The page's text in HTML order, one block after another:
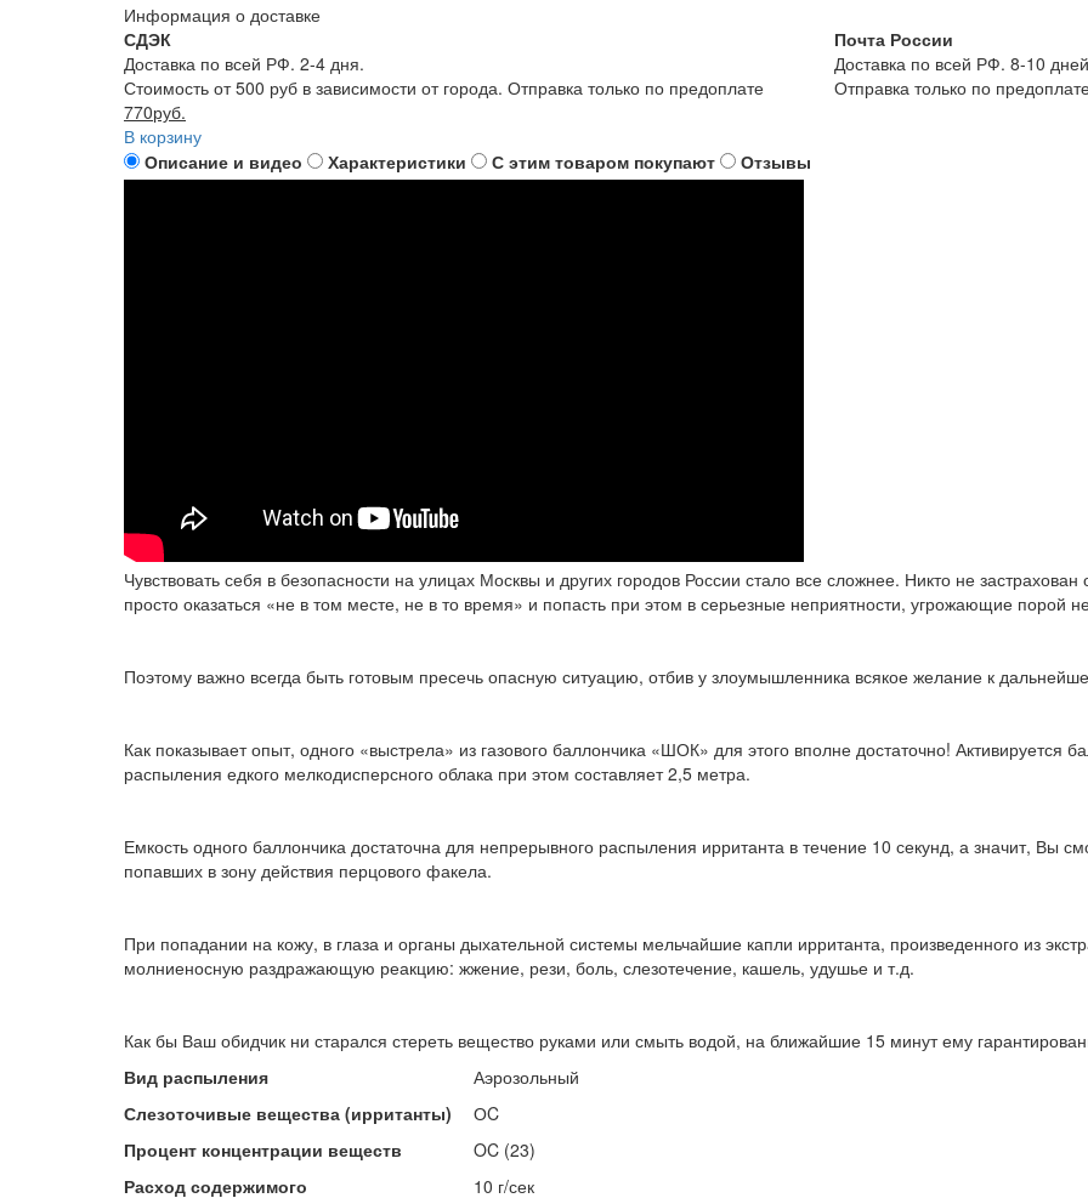
Информация о доставке
СДЭК
Доставка по всей РФ. 2-4 дня.
Стоимость от 500 руб в зависимости от города. Отправка только по предоплате
Почта России
Доставка по всей РФ. 8-10
Отправка только по
770руб.
В корзину
Описание и видео
Характеристики С этим товаром покупают Отзывы
Чувствовать себя в безопасности на улицах Москвы и других городов России стало все сложнее. Никто не
просто оказаться «не в том месте, не в то время» и попасть при этом в серьезные неприятности, угрожающие порой
Поэтому важно всегда быть готовым пресечь опасную ситуацию, отбив у злоумышленника всякое желание к
Как показывает опыт, одного «выстрела» из газового баллончика «ШОК» для этого вполне достаточно! Активируется
распыления едкого мелкодисперсного облака при этом составляет 2,5 метра.
Емкость одного баллончика достаточна для непрерывного распыления ирританта в течение 10 секунд, а значит, Вы
попавших в зону действия перцового факела.
При попадании на кожу, в глаза и органы дыхательной системы мельчайшие капли ирританта, произведенного из
молниеносную раздражающую реакцию: жжение, рези, боль, слезотечение, кашель, удушье и т.д.
Как бы Ваш обидчик ни старался стереть вещество руками или смыть водой, на ближайшие 15 минут ему
Вид распыления
Аэрозольный
Слезоточивые вещества (ирританты)
ОC
Процент концентрации веществ
OC (23)
Расход содержимого
10 г/сек